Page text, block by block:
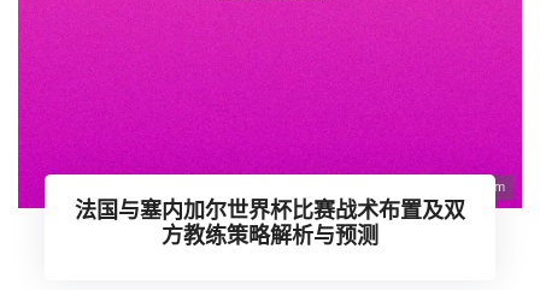
法国与塞内加尔世界杯比赛战术布置及双
方教练策略解析与预测